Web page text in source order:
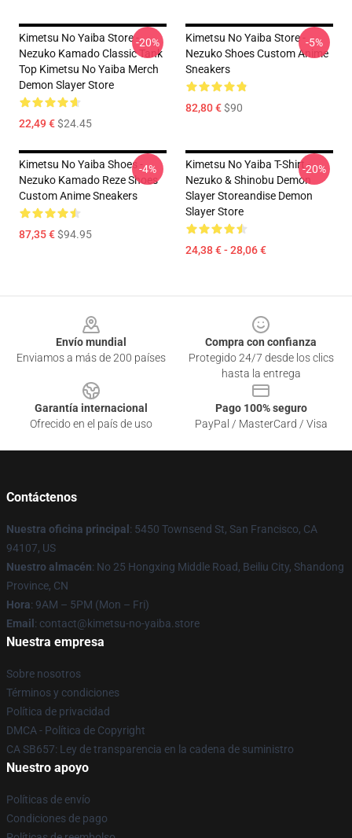
Kimetsu No Yaiba Store -
Nezuko Kamado Classic Tank
Top Kimetsu No Yaiba Merch
Demon Slayer Store
22,49 €$24.45
-20%
Kimetsu No Yaiba Store -
Nezuko Shoes Custom Anime
Sneakers
82,80 €$90
-5%
Kimetsu No Yaiba Shoes -
Nezuko Kamado Reze Shoes
Custom Anime Sneakers
87,35 €$94.95
-4%
Kimetsu No Yaiba T-Shirt -
Nezuko & Shinobu Demon
Slayer Storeandise Demon
Slayer Store
24,38 € - 28,06 €
-20%
Envío mundial
Enviamos a más de 200 países
Compra con confianza
Protegido 24/7 desde los clics
hasta la entrega
Garantía internacional
Ofrecido en el país de uso
Pago 100% seguro
PayPal / MasterCard / Visa
Contáctenos
Nuestra oficina principal : 5450 Townsend St, San Francisco, CA
94107, US
Nuestro almacén: No 25 Hongxing Middle Road, Beiliu City, Shandong
Province, CN
Hora: 9AM – 5PM (Mon – Fri)
Email : contact@kimetsu-no-yaiba.store
Nuestra empresa
Sobre nosotros
Términos y condiciones
Política de privacidad
DMCA - Política de Copyright
CA SB657: Ley de transparencia en la cadena de suministro
Nuestro apoyo
Políticas de envío
Condiciones de pago